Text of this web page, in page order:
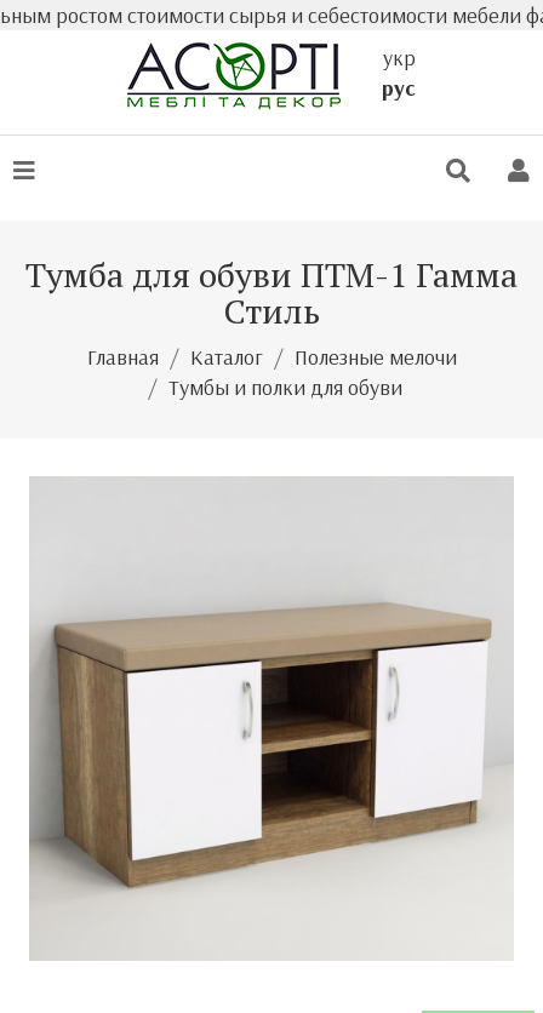
стоимости сырья и себестоимости мебели
укр
рус
Тумба для обуви ПТМ-1 Гамма
Стиль
Главная Каталог
Полезные мелочи
Тумбы и полки для обуви